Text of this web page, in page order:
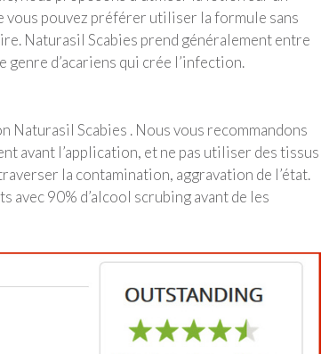
vous pouvez préférer utiliser la formule sans
Naturasil Scabies prend généralement entre
d’acariens qui crée l’infection.
Naturasil Scabies . Nous vous recommandons
avant l’application, et ne pas utiliser des tissus
la contamination, aggravation de l’état.
avec 90% d’alcool scrubing avant de les